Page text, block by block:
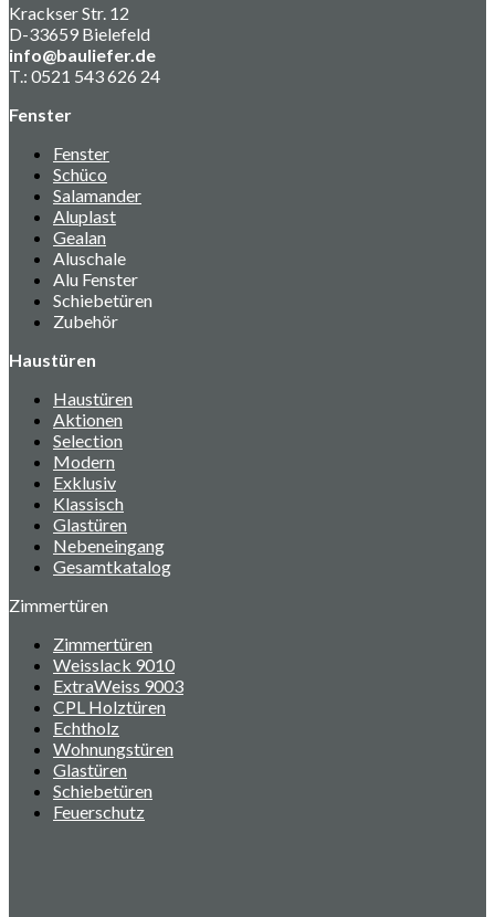
Krackser Str. 12
D-33659 Bielefeld
info@bauliefer.de
T.: 0521 543 626 24
Fenster
Fenster
Schüco
Salamander
Aluplast
Gealan
Aluschale
Alu Fenster
Schiebetüren
Zubehör
Haustüren
Haustüren
Aktionen
Selection
Modern
Exklusiv
Klassisch
Glastüren
Nebeneingang
Gesamtkatalog
Zimmertüren
Zimmertüren
Weisslack 9010
ExtraWeiss 9003
CPL Holztüren
Echtholz
Wohnungstüren
Glastüren
Schiebetüren
Feuerschutz